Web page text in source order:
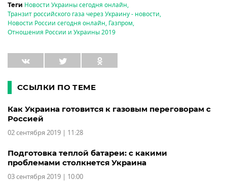
Теги Новости Украины сегодня онлайн,
Транзит российского газа через Украину - новости,
Новости России сегодня онлайн, Газпром,
Отношения России и Украины 2019
ССЫЛКИ ПО ТЕМЕ
Как Украина готовится к газовым переговорам с
Россией
02 сентября 2019 | 11:28
Подготовка теплой батареи: с какими
проблемами столкнется Украина
03 сентября 2019 | 10:00